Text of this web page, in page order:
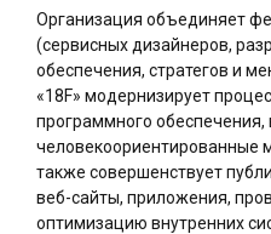
Организация объединяет
(сервисных дизайнеров,
обеспечения, стратегов и
«18F» модернизирует
программного обеспечения,
человекоориентированные
также совершенствует
веб-сайты, приложения,
оптимизацию внутренних